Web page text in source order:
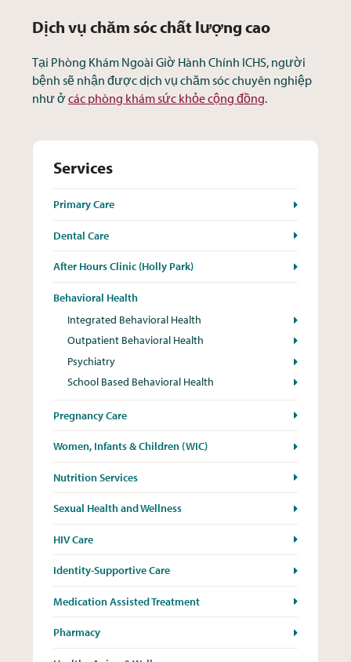
Services
Primary Care
Dental Care
After Hours Clinic (Holly Park)
Behavioral Health
Integrated Behavioral Health
Outpatient Behavioral Health
Psychiatry
School Based Behavioral Health
Pregnancy Care
Women, Infants & Children (WIC)
Nutrition Services
Sexual Health and Wellness
HIV Care
Identity-Supportive Care
Medication Assisted Treatment
Pharmacy
Dịch vụ chăm sóc chất lượng cao
Tại Phòng Khám Ngoài Giờ Hành Chính ICHS, người
bệnh sẽ nhận được dịch vụ chăm sóc chuyên nghiệp
như ở các phòng khám sức khỏe cộng đồng.